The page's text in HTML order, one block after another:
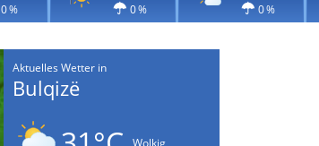
0 % 0 % 0 %
Aktuelles Wetter in
Bulqizë
Wolkig